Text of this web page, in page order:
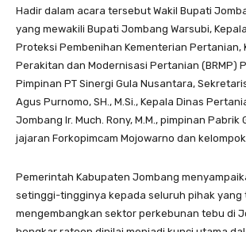
Hadir dalam acara tersebut Wakil Bupati
yang mewakili Bupati Jombang Warsubi,
Proteksi Pembenihan Kementerian Pertanian,
Perakitan dan Modernisasi Pertanian (BRMP)
Pimpinan PT Sinergi Gula Nusantara,
Agus Purnomo, SH., M.Si., Kepala Dinas
Jombang Ir. Much. Rony, M.M., pimpinan Pabrik
jajaran Forkopimcam Mojowarno dan
Pemerintah Kabupaten Jombang
setinggi-tingginya kepada seluruh pihak yang
mengembangkan sektor perkebunan tebu di